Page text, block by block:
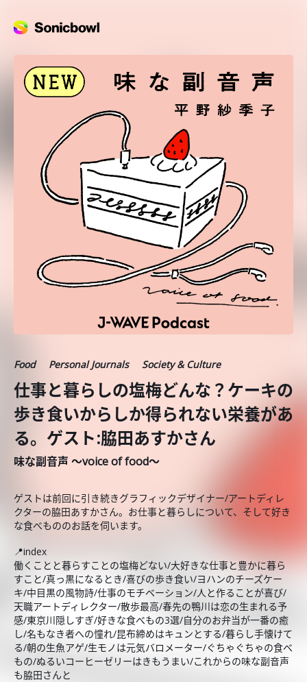
Food Personal Journals Society & Culture
仕事と暮らしの塩梅どんな？ケーキの
歩き食いからしか得られない栄養があ
る。ゲスト:脇田あすかさん
味な副音声 ～voice of food～
ゲストは前回に引き続きグラフィックデザイナー/アートディレ
クターの脇田あすかさん。お仕事と暮らしについて、そして好き
な食べもののお話を伺います。
📍index
働くことと暮らすことの塩梅どない/大好きな仕事と豊かに暮ら
すこと/真っ黒になるとき/喜びの歩き食い/ヨハンのチーズケー
キ/中目黒の風物詩/仕事のモチベーション/人と作ることが喜び/
天職アートディレクター/散歩最高/春先の鴨川は恋の生まれる予
感/東京川隠しすぎ/好きな食べもの3選/自分のお弁当が一番の癒
し/名もなき者への憧れ/昆布締めはキュンとする/暮らし手懐けて
る/朝の生魚アゲ/生モノは元気バロメーター/ぐちゃぐちゃの食べ
もの/ぬるいコーヒーゼリーはきもうまい/これからの味な副音声
も脇田さんと